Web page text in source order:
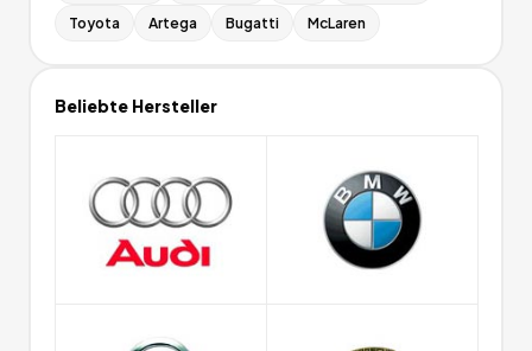
Toyota Artega Bugatti McLaren
Beliebte Hersteller